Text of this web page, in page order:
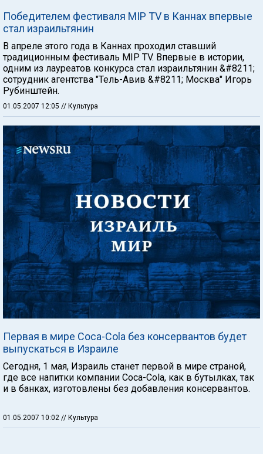
Победителем фестиваля MIP TV в Каннах впервые
стал израильтянин
В апреле этого года в Каннах проходил ставший
традиционным фестиваль MIP TV. Впервые в истории,
одним из лауреатов конкурса стал израильтянин &#8211;
сотрудник агентства "Тель-Авив &#8211; Москва" Игорь
Рубинштейн.
01.05.2007 12:05 // Культура
Первая в мире Coca-Cola без консервантов будет
выпускаться в Израиле
Сегодня, 1 мая, Израиль станет первой в мире страной,
где все напитки компании Coca-Cola, как в бутылках, так
и в банках, изготовлены без добавления консервантов.
01.05.2007 10:02 // Культура